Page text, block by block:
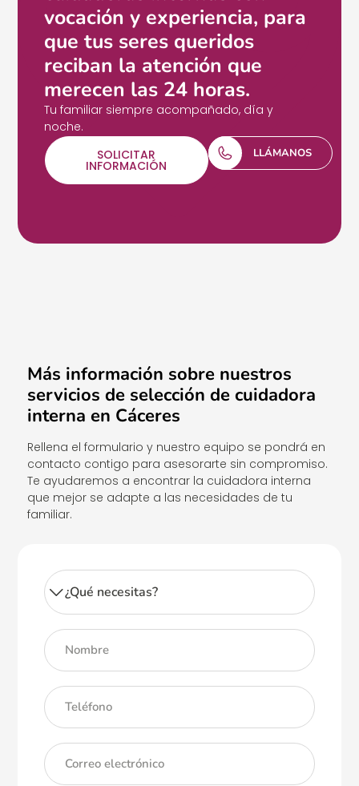
vocación y experiencia, para
que tus seres queridos
reciban la atención que
merecen las 24 horas.
Tu familiar siempre acompañado, día y
noche.
SOLICITAR
INFORMACIÓN
LLÁMANOS
Más información sobre nuestros
servicios de selección de cuidadora
interna en Cáceres
Rellena el formulario y nuestro equipo se pondrá en
contacto contigo para asesorarte sin compromiso.
Te ayudaremos a encontrar la cuidadora interna
que mejor se adapte a las necesidades de tu
familiar.